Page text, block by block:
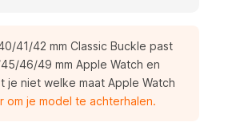
41/42 mm Classic Buckle past
46/49 mm Apple Watch en
je niet welke maat Apple Watch
om je model te achterhalen.